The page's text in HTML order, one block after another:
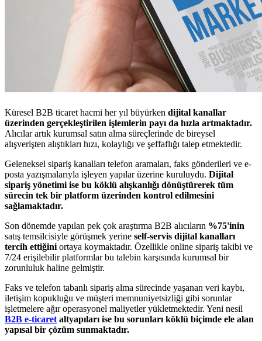
Küresel B2B ticaret hacmi her yıl büyürken dijital kanallar
üzerinden gerçekleştirilen işlemlerin payı da hızla artmaktadır.
Alıcılar artık kurumsal satın alma süreçlerinde de bireysel
alışverişten alıştıkları hızı, kolaylığı ve şeffaflığı talep etmektedir.
Geleneksel sipariş kanalları telefon aramaları, faks gönderileri ve e-
posta yazışmalarıyla işleyen yapılar üzerine kuruluydu. Dijital
sipariş yönetimi ise bu köklü alışkanlığı dönüştürerek tüm
sürecin tek bir platform üzerinden kontrol edilmesini
sağlamaktadır.
Son dönemde yapılan pek çok araştırma B2B alıcıların %75'inin
satış temsilcisiyle görüşmek yerine self-servis dijital kanalları
tercih ettiğini ortaya koymaktadır. Özellikle online sipariş takibi ve
7/24 erişilebilir platformlar bu talebin karşısında kurumsal bir
zorunluluk haline gelmiştir.
Faks ve telefon tabanlı sipariş alma sürecinde yaşanan veri kaybı,
iletişim kopukluğu ve müşteri memnuniyetsizliği gibi sorunlar
işletmelere ağır operasyonel maliyetler yükletmektedir. Yeni nesil
B2B e-ticaret altyapıları ise bu sorunları köklü biçimde ele alan
yapısal bir çözüm sunmaktadır.